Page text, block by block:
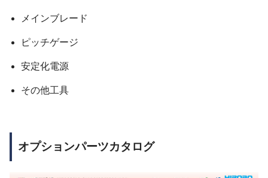
メインブレード
ピッチゲージ
安定化電源
その他工具
オプションパーツカタログ